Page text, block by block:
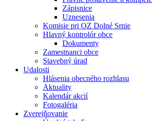
Zápisnice
Uznesenia
Komisie pri OZ Dolné Srnie
Hlavný kontrolór obce
Dokumenty
Zamestnanci obce
Stavebný úrad
Udalosti
Hlásenia obecného rozhlasu
Aktuality
Kalendár akcií
Fotogaléria
Zverejňovanie